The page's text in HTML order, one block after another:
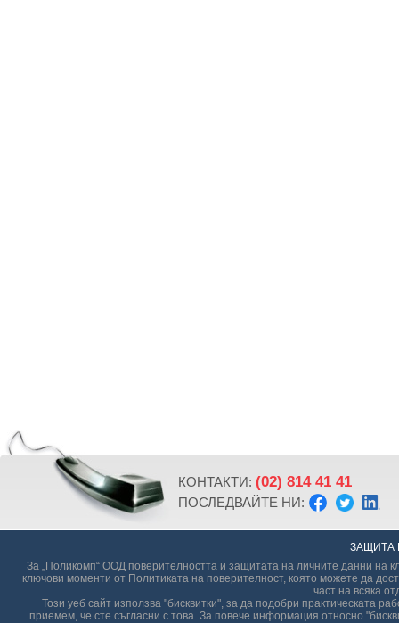
ЗАЩИТА
За „Поликомп“ ООД поверителността и защитата на личните данни на
ключови моменти от Политиката на поверителност, която можете да
част на всяка
Този уеб сайт използва "бисквитки", за да подобри практическата
приемем, че сте съгласни с това. За повече информация относно
КОНТАКТИ: (02) 814 41 41
ПОСЛЕДВАЙТЕ НИ: